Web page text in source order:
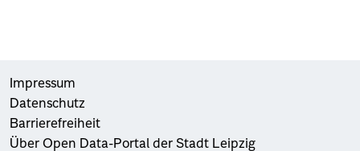
Impressum
Datenschutz
Barrierefreiheit
Über Open Data-Portal der Stadt Leipzig